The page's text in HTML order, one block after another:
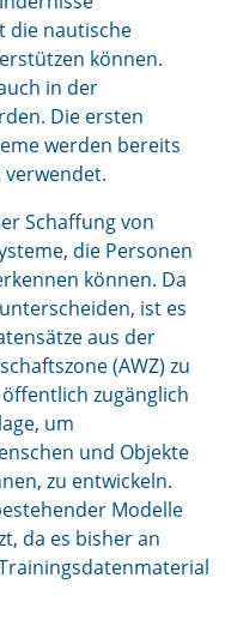
die nautische
können.
in der
Die ersten
werden bereits
verwendet.
Schaffung von
die Personen
können. Da
ist es
aus der
(AWZ) zu
zugänglich
um
und Objekte
zu entwickeln.
Modelle
da es bisher an